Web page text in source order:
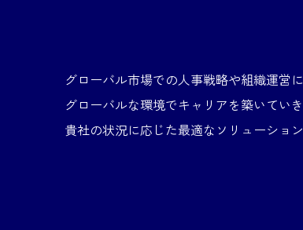
グローバル市場での人事戦略や組織運営
グローバルな環境でキャリアを築いてい
貴社の状況に応じた最適なソリューショ